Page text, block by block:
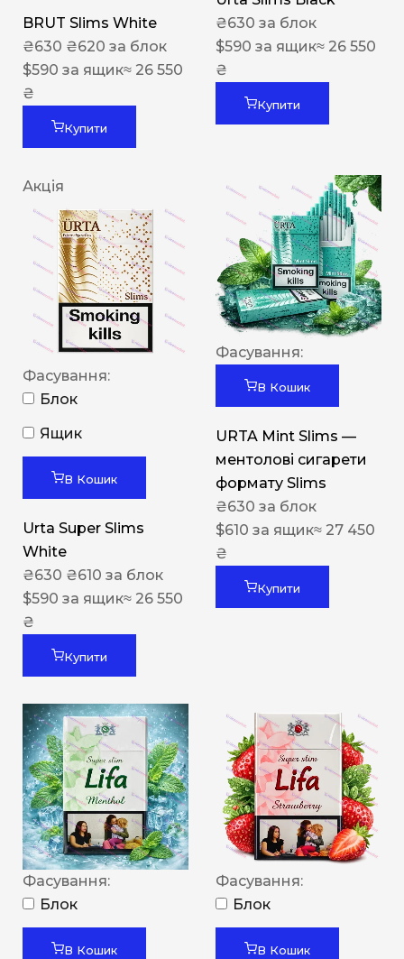
BRUT Slims White
₴630 ₴620 за блок
$590 за ящик≈ 26 550
₴
Купити
₴630 за блок
$590 за ящик≈ 26 550
₴
Купити
Акція
Фасування:
Блок
Ящик
В Кошик
Urta Super Slims
White
₴630 ₴610 за блок
$590 за ящик≈ 26 550
₴
Купити
Фасування:
В Кошик
URTA Mint Slims —
ментолові сигарети
формату Slims
₴630 за блок
$610 за ящик≈ 27 450
₴
Купити
Фасування:
Блок
В Кошик
Фасування:
Блок
В Кошик